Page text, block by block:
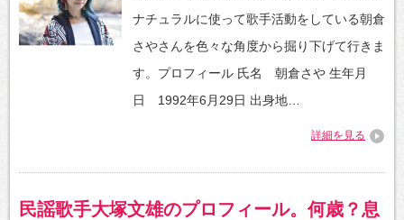
ナチュラルに使って歌手活動をしている朝倉
さやさんを色々な角度から掘り下げて行きま
す。プロフィール 氏名 朝倉さや 生年月
日 1992年6月29日 出身地…
詳細を見る
民謡歌手大塚文雄のプロフィール。何歳？息